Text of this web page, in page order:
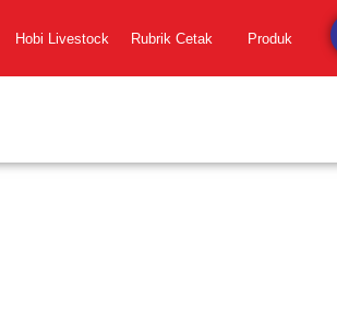
Hobi Livestock Rubrik Cetak Produk